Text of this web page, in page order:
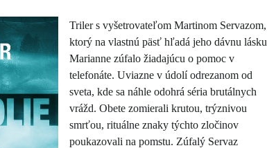
Triler s vyšetrovateľom Martinom Servazom,
ktorý na vlastnú päsť hľadá jeho dávnu lásku
Marianne zúfalo žiadajúcu o pomoc v
telefonáte. Uviazne v údolí odrezanom od
sveta, kde sa náhle odohrá séria brutálnych
vrážd. Obete zomierali krutou, trýznivou
smrťou, rituálne znaky týchto zločinov
poukazovali na pomstu. Zúfalý Servaz